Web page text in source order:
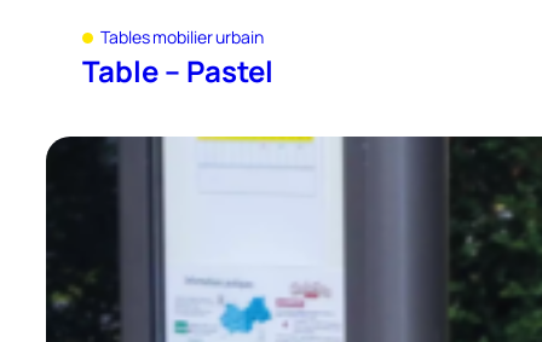
Tables mobilier urbain
Table – Pastel